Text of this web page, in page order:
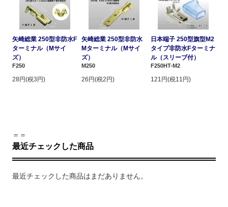
矢崎総業 250型非防水F
ターミナル（Mサイ
ズ）
F250
28円(税3円)
矢崎総業 250型非防水
Mターミナル（Mサイ
ズ）
M250
26円(税2円)
日本端子 250型旗型M2
タイプ非防水Fターミナ
ル（スリーブ付）
F250HT-M2
121円(税11円)
＝＝
最近チェックした商品
最近チェックした商品はまだありません。